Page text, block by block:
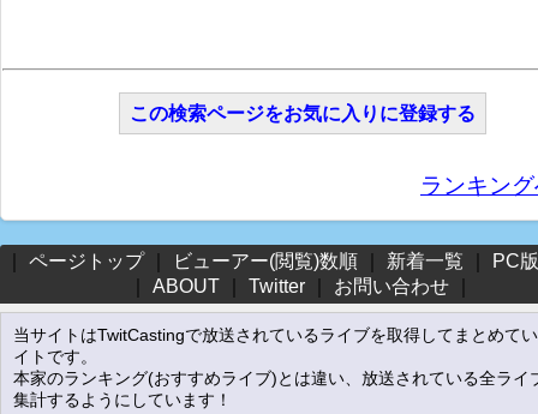
この検索ページをお気に入りに登録する
ランキン
ページトップ｜ ビューアー(閲覧)数順｜ 新着一覧
PC
ABOUT｜ Twitter｜ お問い合わせ｜
当サイトはTwitCastingで放送されているライブを取得してまとめて
イトです。
本家のランキング(おすすめライブ)とは違い、放送されている全ライ
集計するようにしています！